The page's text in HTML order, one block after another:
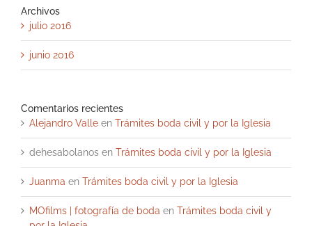
Archivos
julio 2016
junio 2016
Comentarios recientes
Alejandro Valle en Trámites boda civil y por la Iglesia
dehesabolanos en Trámites boda civil y por la Iglesia
Juanma en Trámites boda civil y por la Iglesia
MOfilms | fotografía de boda en Trámites boda civil y